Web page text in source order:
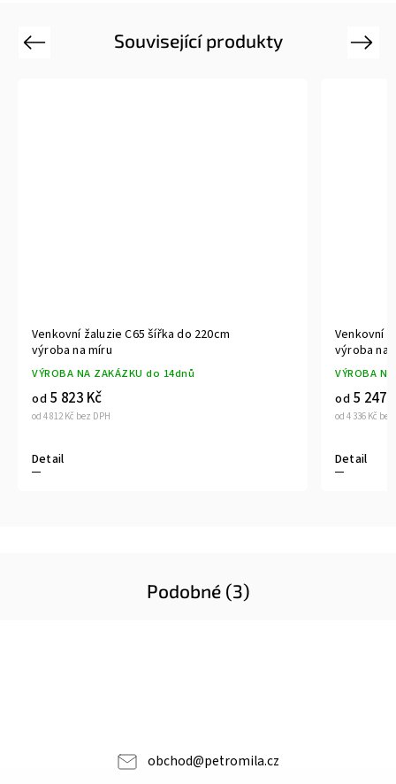
Související produkty
Previous
220cm
Venkovní žaluzie C65 šířka do 160cm
VÝROBA NA ZAKÁZKU do 14dnů
Next
Podobné (3)
obchod@petromila.cz